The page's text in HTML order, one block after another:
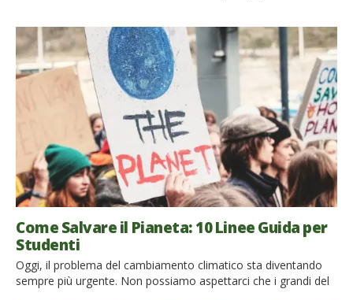
Come Salvare il Pianeta: 10 Linee Guida per
Studenti
Oggi, il problema del cambiamento climatico sta diventando
sempre più urgente. Non possiamo aspettarci che i grandi del